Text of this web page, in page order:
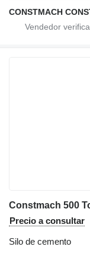
CONSTMACH
Constmach 500
Precio a consultar
Silo de cemento